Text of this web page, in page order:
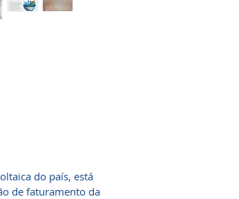
do país, está
de faturamento da